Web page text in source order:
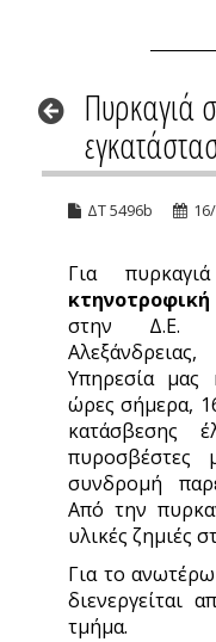
Πυρκαγιά
ΔΤ 5496b
Για
στην Δ.Ε.
Υπηρεσία μας
ώρες σήμερα,
κατάσβεσης
πυροσβέστες
συνδρομή
Από την
υλικές ζημιές
Για το
διενεργείται
τμήμα.